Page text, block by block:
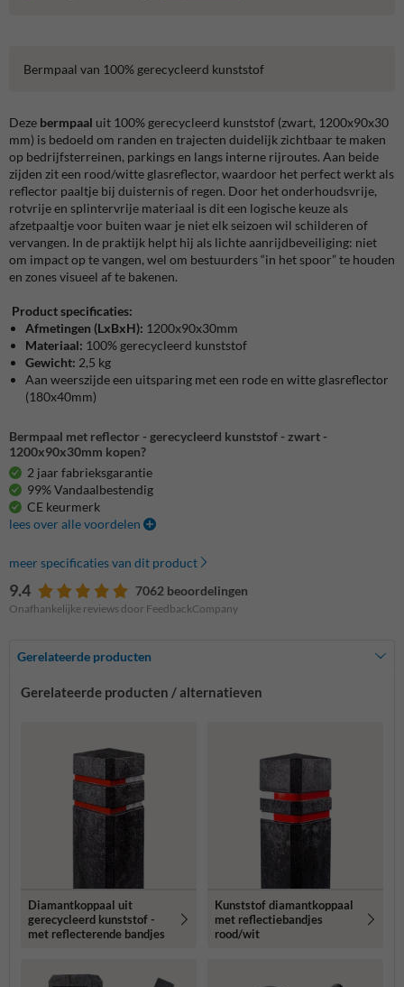
Bermpaal van 100% gerecycleerd kunststof
Deze bermpaal uit 100% gerecycleerd kunststof (zwart, 1200x90x30
mm) is bedoeld om randen en trajecten duidelijk zichtbaar te maken
op bedrijfsterreinen, parkings en langs interne rijroutes. Aan beide
zijden zit een rood/witte glasreflector, waardoor het perfect werkt als
reflector paaltje bij duisternis of regen. Door het onderhoudsvrije,
rotvrije en splintervrije materiaal is dit een logische keuze als
afzetpaaltje voor buiten waar je niet elk seizoen wil schilderen of
vervangen. In de praktijk helpt hij als lichte aanrijdbeveiliging: niet
om impact op te vangen, wel om bestuurders “in het spoor” te houden
en zones visueel af te bakenen.
Product specificaties:
Afmetingen (LxBxH): 1200x90x30mm
Materiaal: 100% gerecycleerd kunststof
Gewicht: 2,5 kg
Aan weerszijde een uitsparing met een rode en witte glasreflector
(180x40mm)
Bermpaal met reflector - gerecycleerd kunststof - zwart -
1200x90x30mm kopen?
2 jaar fabrieksgarantie
99% Vandaalbestendig
CE keurmerk
lees over alle voordelen
meer specificaties van dit product
9.4 7062 beoordelingen
Onafhankelijke reviews door FeedbackCompany
Gerelateerde producten
Gerelateerde producten / alternatieven
Diamantkoppaal uit
gerecycleerd kunststof -
met reflecterende bandjes
Kunststof diamantkoppaal
met reflectiebandjes
rood/wit